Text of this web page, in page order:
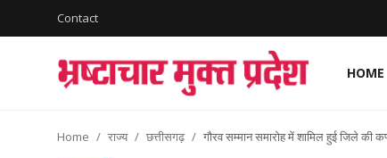
Contact
HOME
Register
Home राज्य छत्तीसगढ़ गौरव सम्मान समारोह में शामिल हुई जिले की